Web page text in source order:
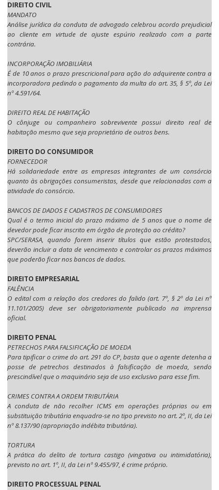
DIREITO CIVIL
MANDATO
Análise jurídica da conduta de advogado celebrou acordo prejudicial
ao cliente em virtude de ajuste espúrio realizado com a parte
contrária.
INCORPORAÇÃO IMOBILIÁRIA
É de 10 anos o prazo prescricional para ação do adquirente contra a
incorporadora pedindo o pagamento da multa do art. 35, § 5º, da Lei
nº 4.591/64.
DIREITO REAL DE HABITAÇÃO
O cônjuge ou companheiro sobrevivente possui direito real de
habitação mesmo que seja proprietário de outros bens.
DIREITO DO CONSUMIDOR
FORNECEDOR
Há solidariedade entre as empresas integrantes de um consórcio
quanto às obrigações consumeristas, desde que relacionadas com a
atividade do consórcio.
BANCOS DE DADOS E CADASTROS DE CONSUMIDORES
Qual é o termo inicial do prazo máximo de 5 anos que o nome de
devedor pode ficar inscrito em órgão de proteção ao crédito?
SPC/SERASA, quando forem inserir títulos que estão protestados,
deverão incluir a data de vencimento e controlar os prazos máximos
que poderão ficar nos bancos de dados.
DIREITO EMPRESARIAL
FALÊNCIA
O edital com a relação dos credores do falido (art. 7º, § 2º da Lei nº
11.101/2005) deve ser obrigatoriamente publicado na imprensa
oficial.
DIREITO PENAL
PETRECHOS PARA FALSIFICAÇÃO DE MOEDA
Para tipificar o crime do art. 291 do CP, basta que o agente detenha a
posse de petrechos destinados à falsificação de moeda, sendo
prescindível que o maquinário seja de uso exclusivo para esse fim.
CRIMES CONTRA A ORDEM TRIBUTÁRIA
A conduta de não recolher ICMS em operações próprias ou em
substituição tributária enquadra-se no tipo previsto no art. 2º, II, da Lei
nº 8.137/90 (apropriação indébita tributária).
TORTURA
A prática do delito de tortura castigo (vingativa ou intimidatória),
previsto no art. 1º, II, da Lei nº 9.455/97, é crime próprio.
DIREITO PROCESSUAL PENAL